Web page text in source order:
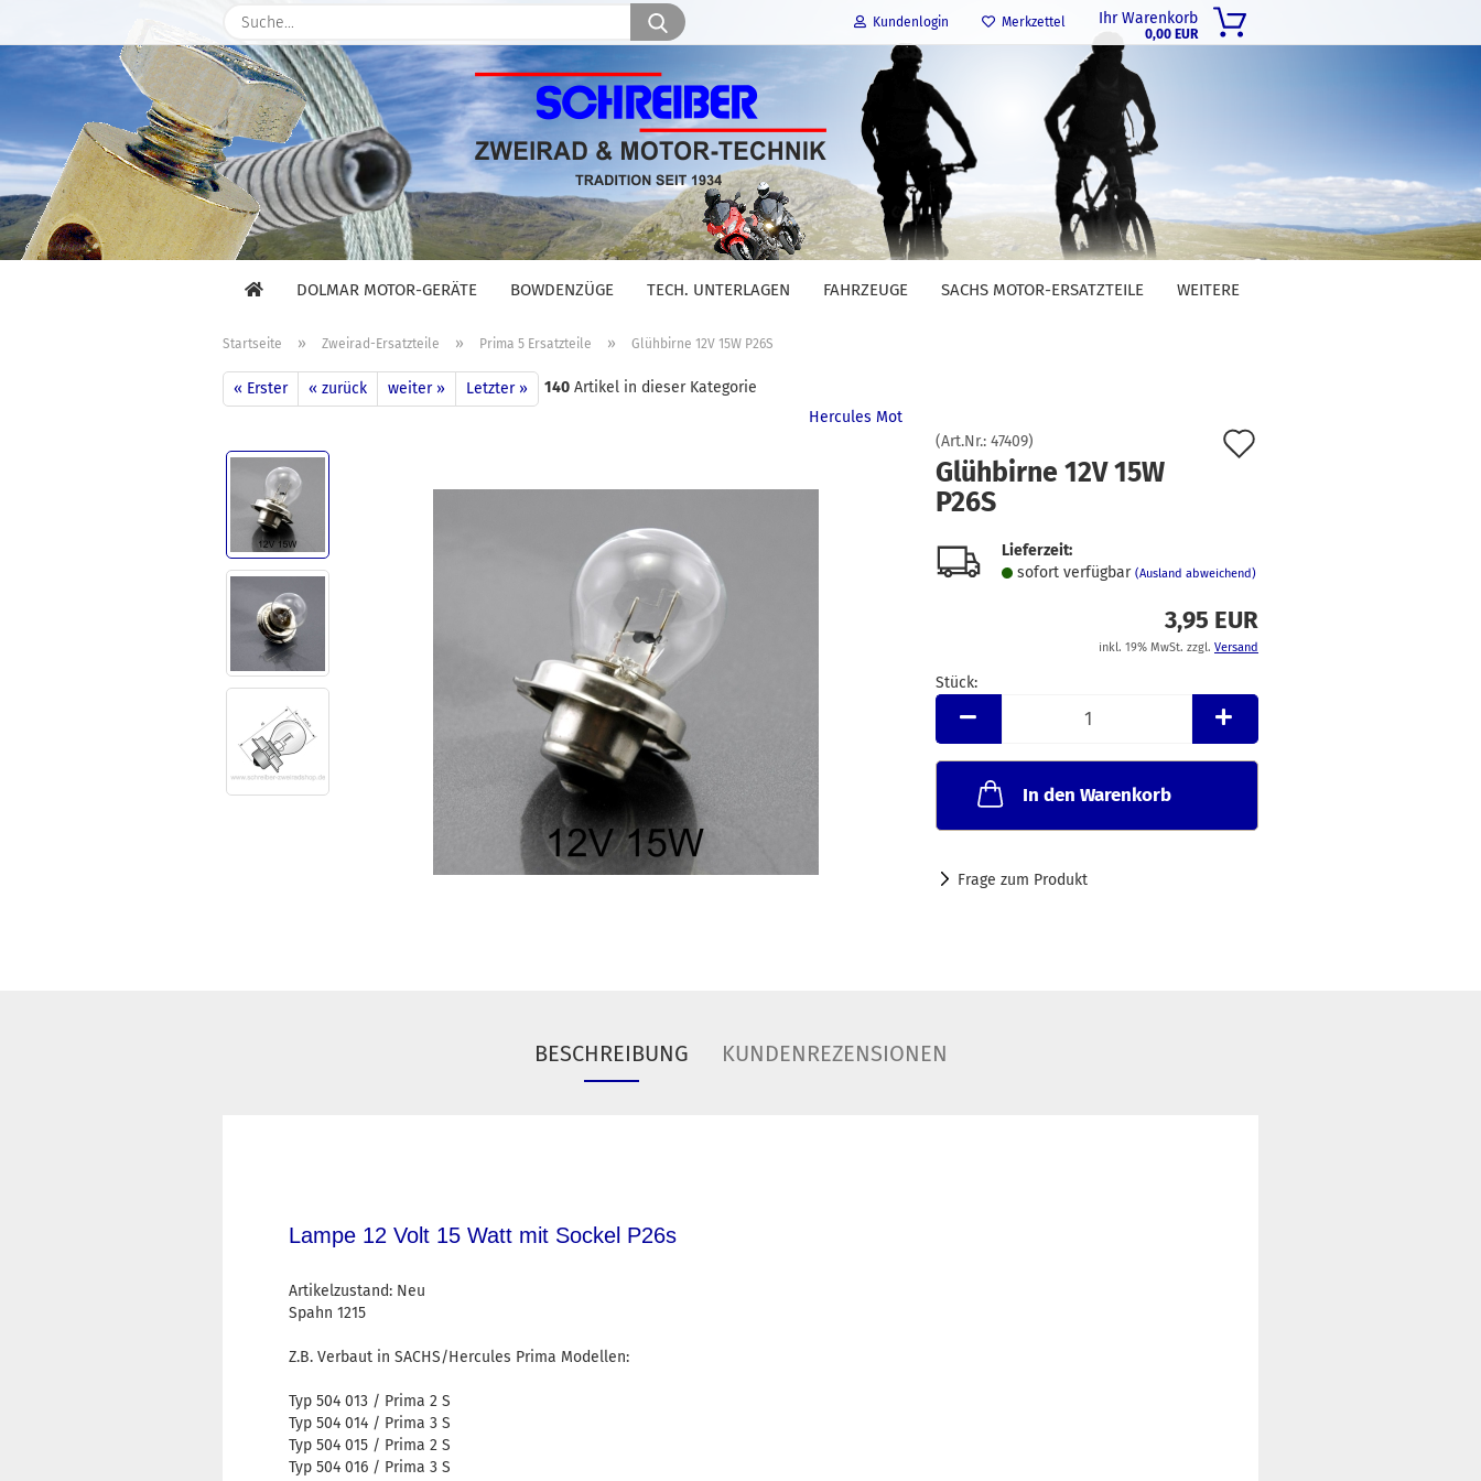
Kundenlogin
E-Mail
Passwort
Konto erstellen
Merkzettel
Suche... Ihr Warenkorb
0,00 EUR
DOLMAR MOTOR-GERÄTE BOWDENZÜGE TECH. UNTERLAGEN FAHRZEUGE SACHS MOTOR-ERSATZTEILE WEITERE
Startseite » Zweirad-Ersatzteile » Prima 5 Ersatzteile » Glühbirne 12V 15W P26S
« Erster « zurück weiter » Letzter » 140 Artikel in dieser Kategorie
Hercules Mot
(Art.Nr.: 47409)
Glühbirne 12V 15W
P26S
Lieferzeit:
sofort verfügbar (Ausland abweichend)
3,95 EUR
inkl. 19% MwSt. zzgl. Versand
Stück:
Stück
In den Warenkorb
Frage zum Produkt
BESCHREIBUNG KUNDENREZENSIONEN
Lampe 12 Volt 15 Watt mit Sockel P26s
Artikelzustand: Neu
Spahn 1215
Z.B. Verbaut in SACHS/Hercules Prima Modellen:
Typ 504 013 / Prima 2 S
Typ 504 014 / Prima 3 S
Typ 504 015 / Prima 2 S
Typ 504 016 / Prima 3 S